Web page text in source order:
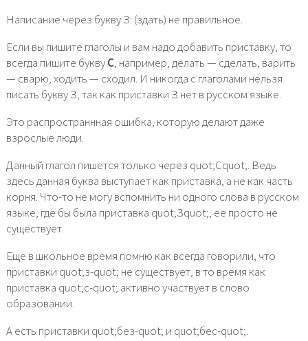
Написание через букву З: (здать) не правильное.
Если вы пишите глаголы и вам надо добавить приставку, то
всегда пишите буквуС, например, делать — сделать, варить
— сварю, ходить — сходил. И никогда с глаголами нельзя
писать букву З, так как приставки З нет в русском языке.
Это распространнная ошибка, которую делают даже
взрослые люди.
Данный глагол пишется только через quot;Сquot;. Ведь
здесь данная буква выступает как приставка, а не как часть
корня. Что-то не могу вспомнить ни одного слова в русском
языке, где бы была приставка quot;Зquot;, ее просто не
существует.
Еще в школьное время помню как всегда говорили, что
приставки quot;з-quot; не существует, в то время как
приставка quot;с-quot; активно участвует в слово
образовании.
А есть приставки quot;без-quot; и quot;бес-quot;.